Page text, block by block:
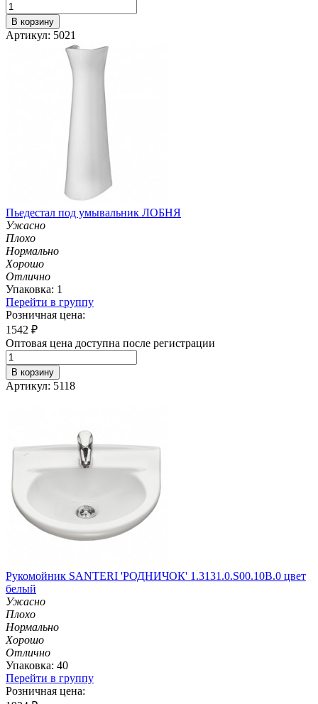
В корзину
Артикул: 5021
Пьедестал под умывальник ЛОБНЯ
Ужасно
Плохо
Нормально
Хорошо
Отлично
Упаковка: 1
Перейти в группу
Розничная цена:
1542 ₽
Оптовая цена доступна после регистрации
В корзину
Артикул: 5118
Рукомойник SANTERI 'РОДНИЧОК' 1.3131.0.S00.10B.0 цвет
белый
Ужасно
Плохо
Нормально
Хорошо
Отлично
Упаковка: 40
Перейти в группу
Розничная цена: